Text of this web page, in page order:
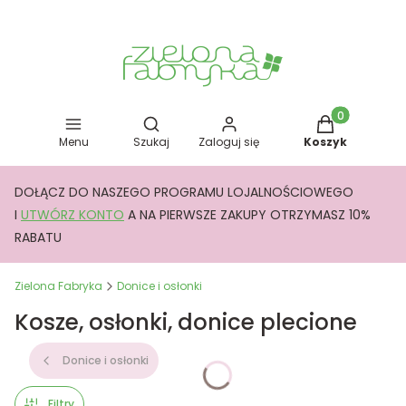
Menu
Otwórz wyszukiwarkę
Szukaj Zaloguj się
Produkty w
Koszyk
DOŁĄCZ DO NASZEGO PROGRAMU LOJALNOŚCIOWEGO
I UTWÓRZ KONTO A NA PIERWSZE ZAKUPY OTRZYMASZ 10%
RABATU
Zielona Fabryka Donice i osłonki
Kosze, osłonki, donice plecione
Donice i osłonki